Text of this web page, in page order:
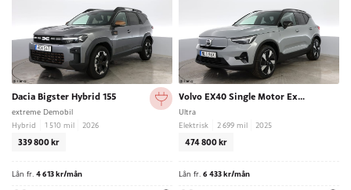
Dacia Bigster Hybrid 155
extreme Demobil
Hybrid
1 510 mil 2026
339 800 kr
Lån fr. 4 613 kr/mån
Volvo EX40 Single Motor Extended Range
Ultra
Elektrisk
2 699 mil 2025
474 800 kr
Lån fr. 6 433 kr/mån